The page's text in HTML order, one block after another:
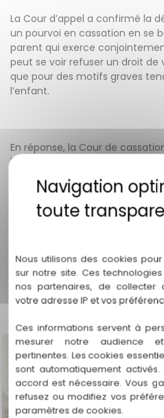
La Cour d’appel a confirmé la
un pourvoi en cassation en se
parent qui exerce
peut se voir refuser un droit de
que pour des motifs graves
l’enfant.
En réponse, la Cour de
légalement justifié sa décision
père un droit de visite,
l’enfant, elle n’avait pas
l’existence de motifs graves.
A RETENIR: pour fonder sa
basera sur divers éléments
les dires de l’enfant
Nous utilisons des cookies
sur notre site. Ces
nos partenaires, de collecter
votre adresse IP et vos
Ces informations servent à
mesurer notre audience
pertinentes. Les cookies
sont automatiquement
accord est nécessaire. Vous
refusez ou modifiez vos
paramètres de cookies.